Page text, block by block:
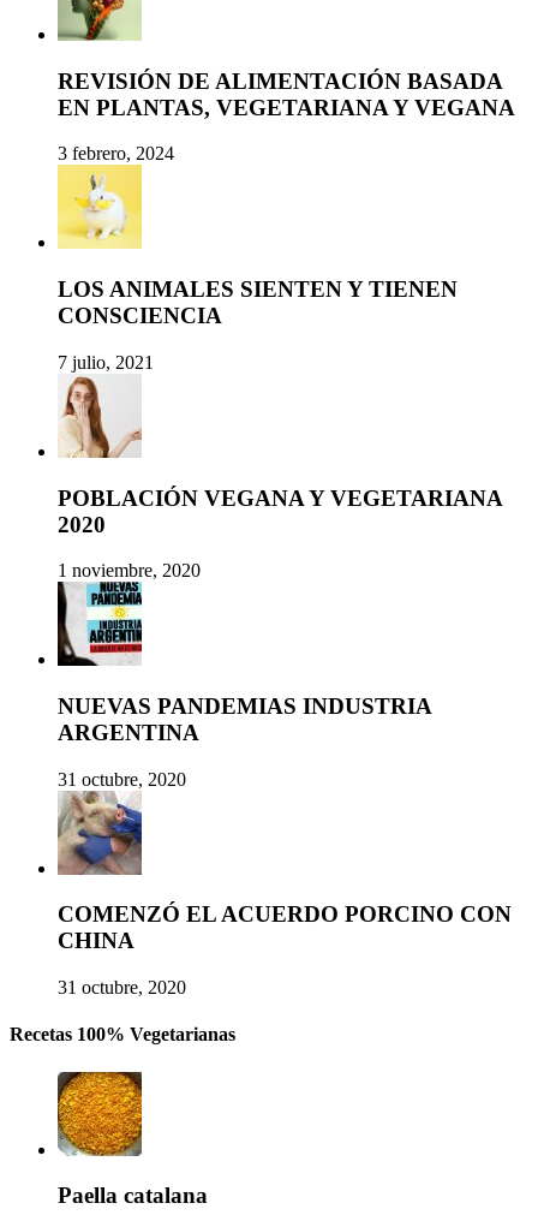
REVISIÓN DE ALIMENTACIÓN BASADA
EN PLANTAS, VEGETARIANA Y VEGANA
3 febrero, 2024
LOS ANIMALES SIENTEN Y TIENEN
CONSCIENCIA
7 julio, 2021
POBLACIÓN VEGANA Y VEGETARIANA
2020
1 noviembre, 2020
NUEVAS PANDEMIAS INDUSTRIA
ARGENTINA
31 octubre, 2020
COMENZÓ EL ACUERDO PORCINO CON
CHINA
31 octubre, 2020
Recetas 100% Vegetarianas
Paella catalana